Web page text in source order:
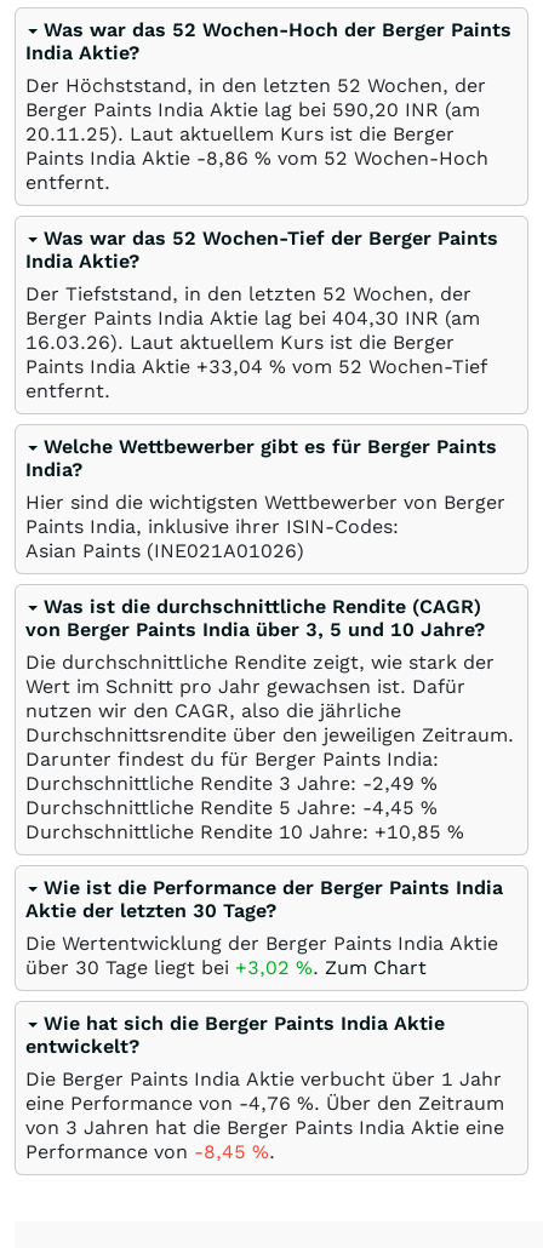
Was war das 52 Wochen-Hoch der Berger Paints
India Aktie?
Der Höchststand, in den letzten 52 Wochen, der
Berger Paints India Aktie lag bei 590,20 INR (am
20.11.25). Laut aktuellem Kurs ist die Berger
Paints India Aktie -8,86 % vom 52 Wochen-Hoch
entfernt.
Was war das 52 Wochen-Tief der Berger Paints
India Aktie?
Der Tiefststand, in den letzten 52 Wochen, der
Berger Paints India Aktie lag bei 404,30 INR (am
16.03.26). Laut aktuellem Kurs ist die Berger
Paints India Aktie +33,04 % vom 52 Wochen-Tief
entfernt.
Welche Wettbewerber gibt es für Berger Paints
India?
Hier sind die wichtigsten Wettbewerber von Berger
Paints India, inklusive ihrer ISIN-Codes:
Asian Paints (INE021A01026)
Was ist die durchschnittliche Rendite (CAGR)
von Berger Paints India über 3, 5 und 10 Jahre?
Die durchschnittliche Rendite zeigt, wie stark der
Wert im Schnitt pro Jahr gewachsen ist. Dafür
nutzen wir den CAGR, also die jährliche
Durchschnittsrendite über den jeweiligen Zeitraum.
Darunter findest du für Berger Paints India:
Durchschnittliche Rendite 3 Jahre: -2,49 %
Durchschnittliche Rendite 5 Jahre: -4,45 %
Durchschnittliche Rendite 10 Jahre: +10,85 %
Wie ist die Performance der Berger Paints India
Aktie der letzten 30 Tage?
Die Wertentwicklung der Berger Paints India Aktie
über 30 Tage liegt bei +3,02 %. Zum Chart
Wie hat sich die Berger Paints India Aktie
entwickelt?
Die Berger Paints India Aktie verbucht über 1 Jahr
eine Performance von -4,76 %. Über den Zeitraum
von 3 Jahren hat die Berger Paints India Aktie eine
Performance von -8,45 %.